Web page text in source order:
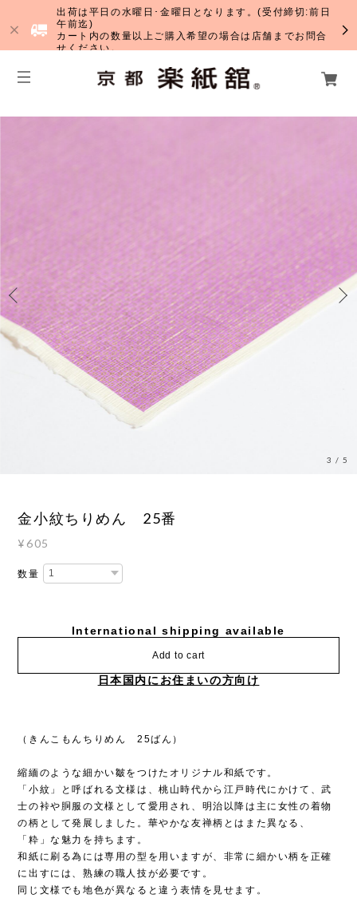
出荷は平日の水曜日･金曜日となります。(受付締切:前日
午前迄)
カート内の数量以上ご購入希望の場合は店舗までお問合
せください。
3 /5
金小紋ちりめん 25番
¥605
数量
International shipping available
Add to cart
日本国内にお住まいの方向け
（きんこもんちりめん 25ばん）
縮緬のような細かい皺をつけたオリジナル和紙です。
「小紋」と呼ばれる文様は、桃山時代から江戸時代にかけて、武
士の裃や胴服の文様として愛用され、明治以降は主に女性の着物
の柄として発展しました。華やかな友禅柄とはまた異なる、
「粋」な魅力を持ちます。
和紙に刷る為には専用の型を用いますが、非常に細かい柄を正確
に出すには、熟練の職人技が必要です。
同じ文様でも地色が異なると違う表情を見せます。